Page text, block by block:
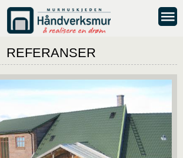
REFERANSER